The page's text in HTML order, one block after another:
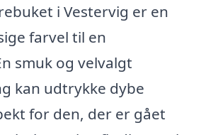
i Vestervig er en
farvel til en
smuk og velvalgt
kan udtrykke dybe
for den, der er gået